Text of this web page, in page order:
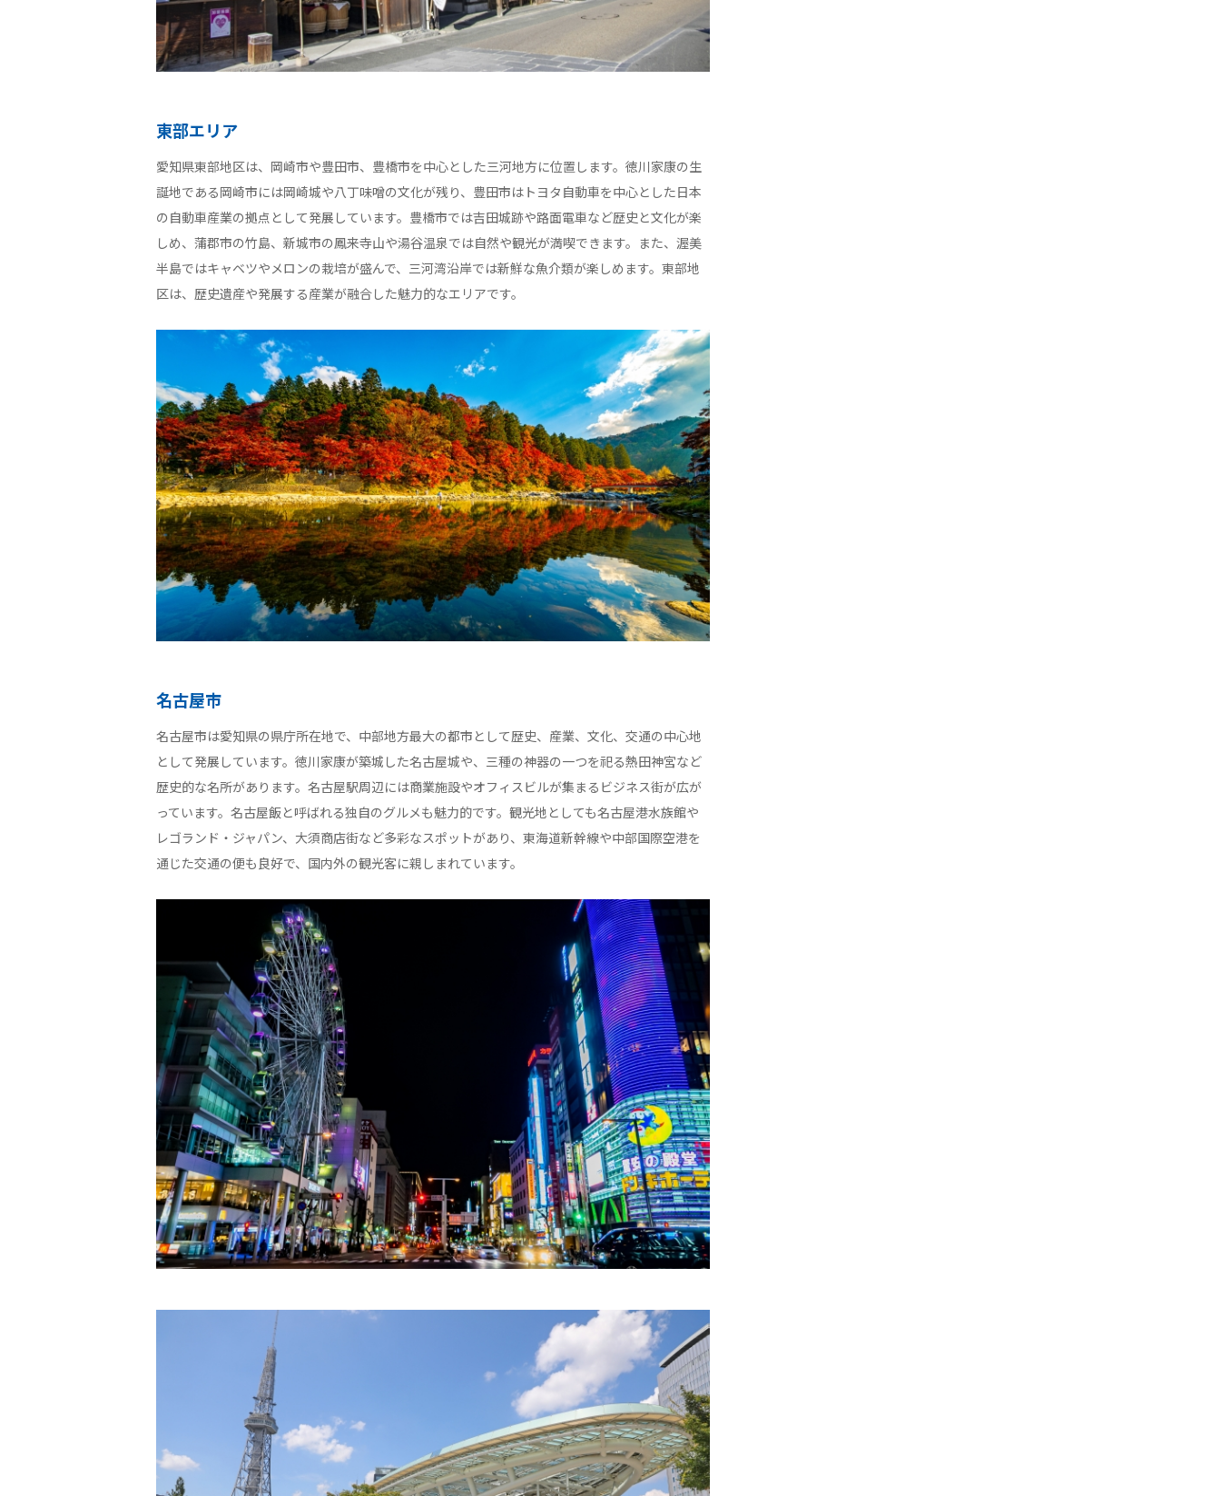
東部エリア
愛知県東部地区は、岡崎市や豊田市、豊橋市を中心とした三河地方に位置します。徳川家康の生
誕地である岡崎市には岡崎城や八丁味噌の文化が残り、豊田市はトヨタ自動車を中心とした日本
の自動車産業の拠点として発展しています。豊橋市では吉田城跡や路面電車など歴史と文化が楽
しめ、蒲郡市の竹島、新城市の鳳来寺山や湯谷温泉では自然や観光が満喫できます。また、渥美
半島ではキャベツやメロンの栽培が盛んで、三河湾沿岸では新鮮な魚介類が楽しめます。東部地
区は、歴史遺産や発展する産業が融合した魅力的なエリアです。
名古屋市
名古屋市は愛知県の県庁所在地で、中部地方最大の都市として歴史、産業、文化、交通の中心地
として発展しています。徳川家康が築城した名古屋城や、三種の神器の一つを祀る熱田神宮など
歴史的な名所があります。名古屋駅周辺には商業施設やオフィスビルが集まるビジネス街が広が
っています。名古屋飯と呼ばれる独自のグルメも魅力的です。観光地としても名古屋港水族館や
レゴランド・ジャパン、大須商店街など多彩なスポットがあり、東海道新幹線や中部国際空港を
通じた交通の便も良好で、国内外の観光客に親しまれています。